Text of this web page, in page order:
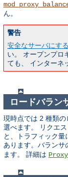
ん。
警告
安全なサーバにする
い。 オープンプロ
ても、 インターネ
ロードバラン
現時点では 2 種類
選べます。 リクエ
と、トラフィック量
あります。バランサ
ます。 詳細は Proxy